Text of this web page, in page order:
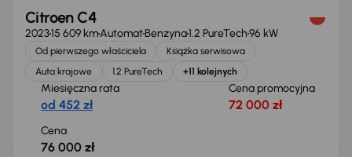
Citroen C4
202315 609 kmAutomatBenzyna1.2 PureTech96 kW
Od pierwszego właściciela
Książka serwisowa
Auta krajowe
1.2 PureTech +11 kolejnych
Miesięczna rata
od 452 zł
Cena promocyjna
72 000 zł
Cena
76 000 zł